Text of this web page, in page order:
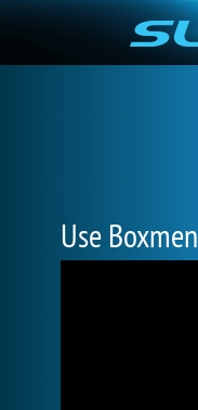
Use Boxmen